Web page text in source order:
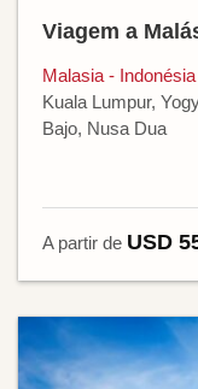
Viagem a
Malasia - Indonésia
Kuala Lumpur,
Bajo, Nusa Dua
A partir de USD